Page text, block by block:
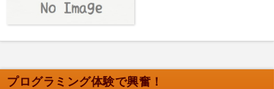
プログラミング体験で興奮！